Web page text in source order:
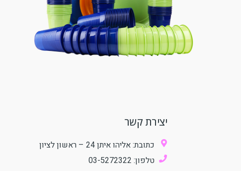
יצירת קשר
כתובת: אליהו איתן 24 – ראשון לציון
טלפון: 03-5272322